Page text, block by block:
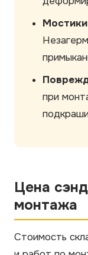
при
Цена
монтажа
Стоимость